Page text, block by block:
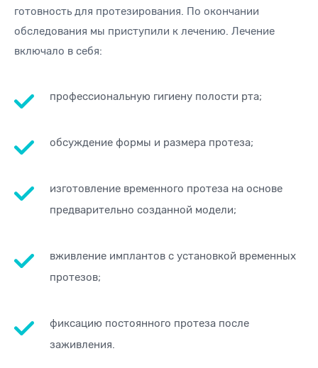
готовность для протезирования. По окончании
обследования мы приступили к лечению. Лечение
включало в себя:
профессиональную гигиену полости рта;
обсуждение формы и размера протеза;
изготовление временного протеза на основе
предварительно созданной модели;
вживление имплантов с установкой временных
протезов;
фиксацию постоянного протеза после
заживления.